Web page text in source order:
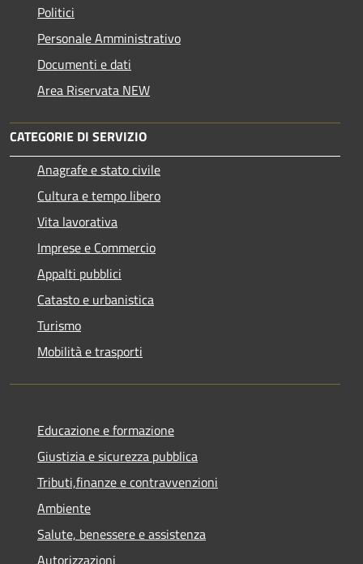
Politici
Personale Amministrativo
Documenti e dati
Area Riservata NEW
CATEGORIE DI SERVIZIO
Anagrafe e stato civile
Cultura e tempo libero
Vita lavorativa
Imprese e Commercio
Appalti pubblici
Catasto e urbanistica
Turismo
Mobilità e trasporti
Educazione e formazione
Giustizia e sicurezza pubblica
Tributi,finanze e contravvenzioni
Ambiente
Salute, benessere e assistenza